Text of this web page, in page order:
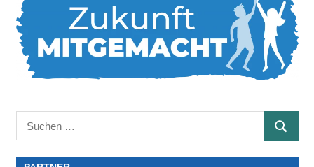
nach:
SUCHEN